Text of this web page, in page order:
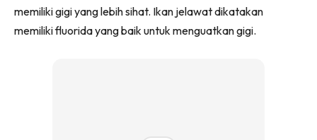
memiliki gigi yang lebih sihat. Ikan jelawat dikatakan
memiliki fluorida yang baik untuk menguatkan gigi.